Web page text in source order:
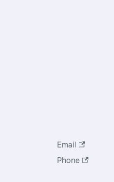
Email
Phone